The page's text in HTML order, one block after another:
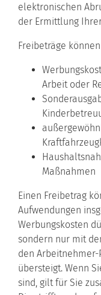
elektronischen
der Ermittlung
Freibeträge
Arbeit oder
Maßnahmen
Einen Freibetrag
Aufwendungen
Werbungskosten
sondern nur mit
den Arbeitnehmer-
übersteigt. Wenn
sind, gilt für Sie